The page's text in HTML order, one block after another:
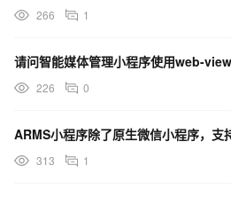
266 1
226 0
313 1